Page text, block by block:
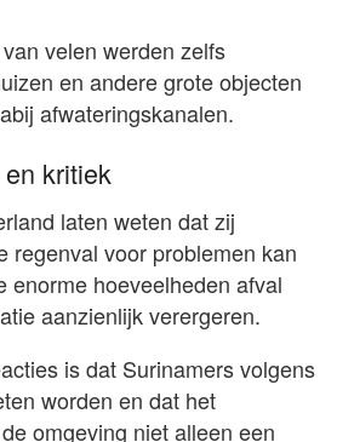
velen werden zelfs
en andere grote objecten
afwateringskanalen.
kritiek
laten weten dat zij
regenval voor problemen kan
enorme hoeveelheden afval
aanzienlijk verergeren.
is dat Surinamers volgens
worden en dat het
omgeving niet alleen een